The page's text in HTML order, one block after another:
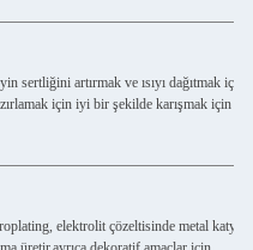
sertliğini artırmak ve ısıyı dağıtmak
için iyi bir şekilde karışmak için
elektrolit çözeltisinde metal